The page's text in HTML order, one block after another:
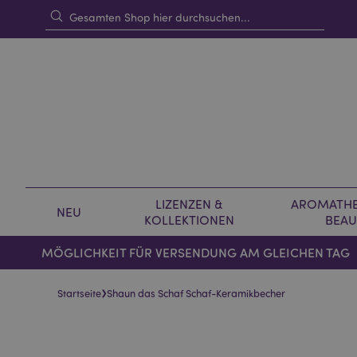
NEU
LIZENZEN &
KOLLEKTIONEN
MÖGLICHKEIT FÜR VERSENDUNG AM GLEICHEN TAG
Startseite›Shaun das Schaf Schaf-Keramikbecher